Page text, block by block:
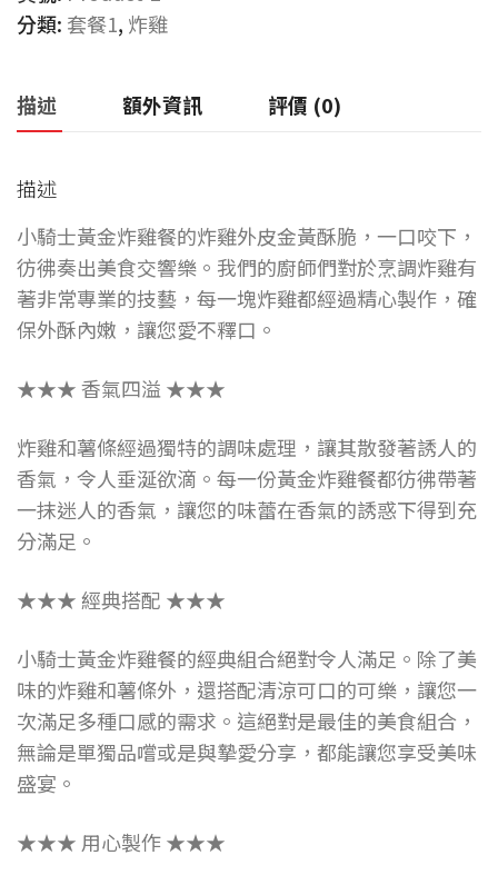
分類: 套餐1, 炸雞
描述 額外資訊 評價 (0)
描述
小騎士黃金炸雞餐的炸雞外皮金黃酥脆，一口咬下，
彷彿奏出美食交響樂。我們的廚師們對於烹調炸雞有
著非常專業的技藝，每一塊炸雞都經過精心製作，確
保外酥內嫩，讓您愛不釋口。
★★★ 香氣四溢 ★★★
炸雞和薯條經過獨特的調味處理，讓其散發著誘人的
香氣，令人垂涎欲滴。每一份黃金炸雞餐都彷彿帶著
一抹迷人的香氣，讓您的味蕾在香氣的誘惑下得到充
分滿足。
★★★ 經典搭配 ★★★
小騎士黃金炸雞餐的經典組合絕對令人滿足。除了美
味的炸雞和薯條外，還搭配清涼可口的可樂，讓您一
次滿足多種口感的需求。這絕對是最佳的美食組合，
無論是單獨品嚐或是與摯愛分享，都能讓您享受美味
盛宴。
★★★ 用心製作 ★★★